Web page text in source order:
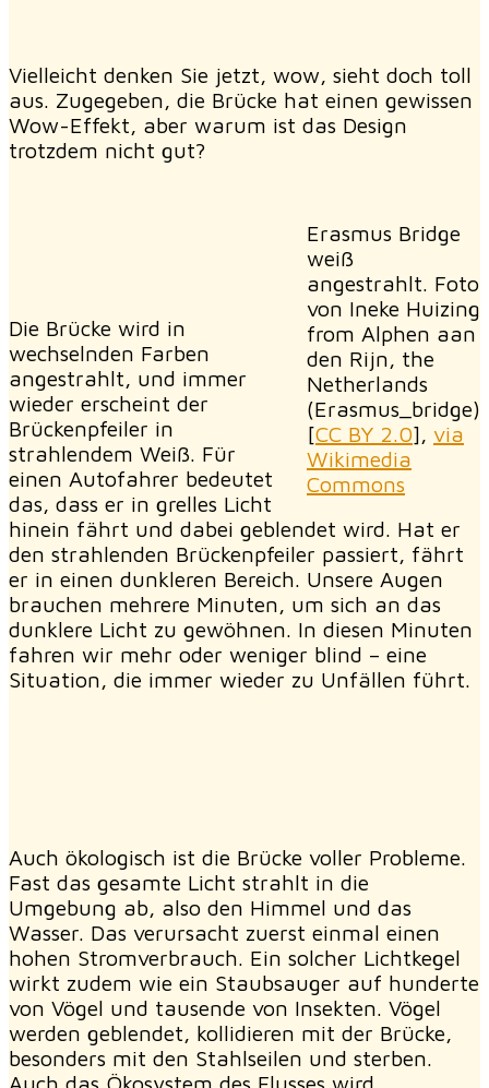
Vielleicht denken Sie jetzt, wow, sieht doch toll
aus. Zugegeben, die Brücke hat einen gewissen
Wow-Effekt, aber warum ist das Design
trotzdem nicht gut?
Erasmus Bridge
weiß
angestrahlt. Foto
von Ineke Huizing
from Alphen aan
den Rijn, the
Netherlands
(Erasmus_bridge)
[CC BY 2.0], via
Wikimedia
Commons
Die Brücke wird in
wechselnden Farben
angestrahlt, und immer
wieder erscheint der
Brückenpfeiler in
strahlendem Weiß. Für
einen Autofahrer bedeutet
das, dass er in grelles Licht
hinein fährt und dabei geblendet wird. Hat er
den strahlenden Brückenpfeiler passiert, fährt
er in einen dunkleren Bereich. Unsere Augen
brauchen mehrere Minuten, um sich an das
dunklere Licht zu gewöhnen. In diesen Minuten
fahren wir mehr oder weniger blind – eine
Situation, die immer wieder zu Unfällen führt.
Auch ökologisch ist die Brücke voller Probleme.
Fast das gesamte Licht strahlt in die
Umgebung ab, also den Himmel und das
Wasser. Das verursacht zuerst einmal einen
hohen Stromverbrauch. Ein solcher Lichtkegel
wirkt zudem wie ein Staubsauger auf hunderte
von Vögel und tausende von Insekten. Vögel
werden geblendet, kollidieren mit der Brücke,
besonders mit den Stahlseilen und sterben.
Auch das Ökosystem des Flusses wird